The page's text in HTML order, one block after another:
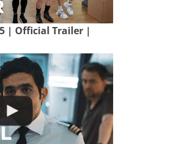
5 | Official Trailer |